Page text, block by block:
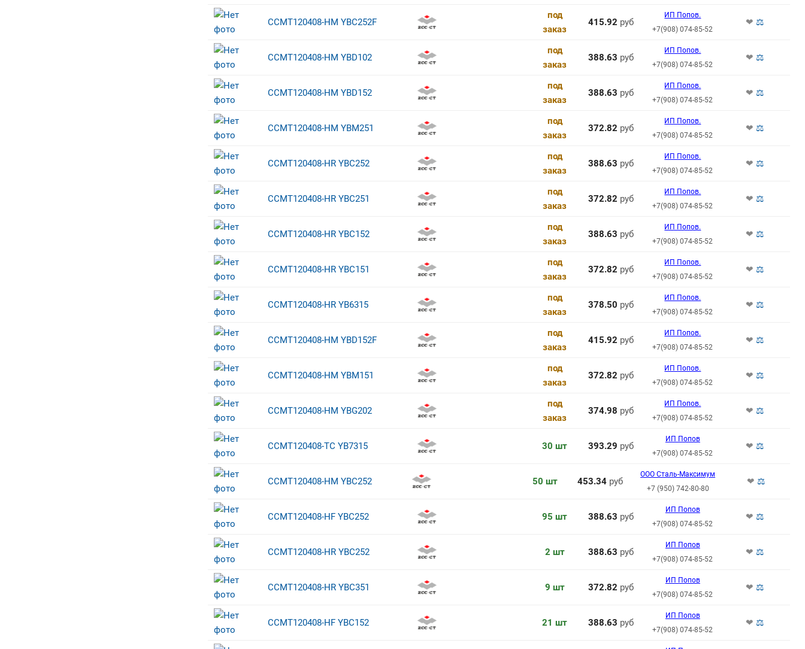
CCMT120408-HM YBC252F
под
заказ
415.92 руб
ИП Попов.
+7(908) 074-85-52
❤ ⚖
CCMT120408-HM YBD102
под
заказ
388.63 руб
ИП Попов.
+7(908) 074-85-52
❤ ⚖
CCMT120408-HM YBD152
под
заказ
388.63 руб
ИП Попов.
+7(908) 074-85-52
❤ ⚖
CCMT120408-HM YBM251
под
заказ
372.82 руб
ИП Попов.
+7(908) 074-85-52
❤ ⚖
CCMT120408-HR YBC252
под
заказ
388.63 руб
ИП Попов.
+7(908) 074-85-52
❤ ⚖
CCMT120408-HR YBC251
под
заказ
372.82 руб
ИП Попов.
+7(908) 074-85-52
❤ ⚖
CCMT120408-HR YBC152
под
заказ
388.63 руб
ИП Попов.
+7(908) 074-85-52
❤ ⚖
CCMT120408-HR YBC151
под
заказ
372.82 руб
ИП Попов.
+7(908) 074-85-52
❤ ⚖
CCMT120408-HR YB6315
под
заказ
378.50 руб
ИП Попов.
+7(908) 074-85-52
❤ ⚖
CCMT120408-HM YBD152F
под
заказ
415.92 руб
ИП Попов.
+7(908) 074-85-52
❤ ⚖
CCMT120408-HM YBM151
под
заказ
372.82 руб
ИП Попов.
+7(908) 074-85-52
❤ ⚖
CCMT120408-HM YBG202
под
заказ
374.98 руб
ИП Попов.
+7(908) 074-85-52
❤ ⚖
CCMT120408-TC YB7315 30 шт 393.29 руб
ИП Попов
+7(908) 074-85-52
❤ ⚖
CCMT120408-HM YBC252 50 шт 453.34руб
ООО Сталь-Максимум
+7 (950) 742-80-80
❤ ⚖
CCMT120408-HF YBC252 95 шт 388.63 руб
ИП Попов
+7(908) 074-85-52
❤ ⚖
CCMT120408-HR YBC252 2 шт 388.63 руб
ИП Попов
+7(908) 074-85-52
❤ ⚖
CCMT120408-HR YBC351 9 шт 372.82 руб
ИП Попов
+7(908) 074-85-52
❤ ⚖
CCMT120408-HF YBC152 21 шт 388.63 руб
ИП Попов
+7(908) 074-85-52
❤ ⚖